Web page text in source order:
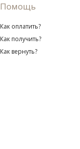
Помощь
Как оплатить?
Как получить?
Как вернуть?